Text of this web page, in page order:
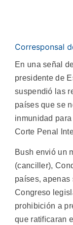
Corresponsal
En una señal
presidente de
suspendió las
países que se
inmunidad
Corte Penal
Bush envió un
(canciller),
países, apenas
Congreso
prohibición a
que ratificaran